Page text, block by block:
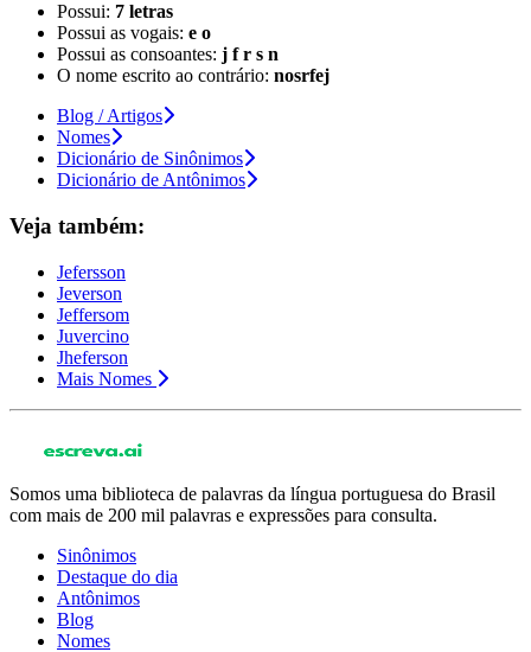
Possui: 7 letras
Possui as vogais: e o
Possui as consoantes: j f r s n
O nome escrito ao contrário: nosrfej
Blog / Artigos
Nomes
Dicionário de Sinônimos
Dicionário de Antônimos
Veja também:
Jefersson
Jeverson
Jeffersom
Juvercino
Jheferson
Mais Nomes
Somos uma biblioteca de palavras da língua portuguesa do Brasil
com mais de 200 mil palavras e expressões para consulta.
Sinônimos
Destaque do dia
Antônimos
Blog
Nomes